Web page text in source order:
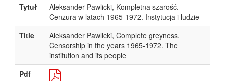
Tytuł
Aleksander Pawlicki, Kompletna szarość.
Cenzura w latach 1965-1972. Instytucja i ludzie
Title
Aleksander Pawlicki, Complete greyness.
Censorship in the years 1965-1972. The
institution and its people
Pdf